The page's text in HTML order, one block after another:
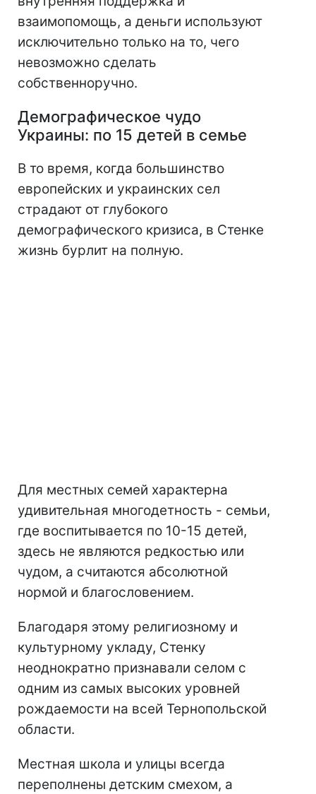
взаимопомощь, а деньги используют
исключительно только на то, чего
невозможно сделать
собственноручно.
Демографическое чудо
Украины: по 15 детей в семье
В то время, когда большинство
европейских и украинских сел
страдают от глубокого
демографического кризиса, в Стенке
жизнь бурлит на полную.
Для местных семей характерна
удивительная многодетность - семьи,
где воспитывается по 10-15 детей,
здесь не являются редкостью или
чудом, а считаются абсолютной
нормой и благословением.
Благодаря этому религиозному и
культурному укладу, Стенку
неоднократно признавали селом с
одним из самых высоких уровней
рождаемости на всей Тернопольской
области.
Местная школа и улицы всегда
переполнены детским смехом, а